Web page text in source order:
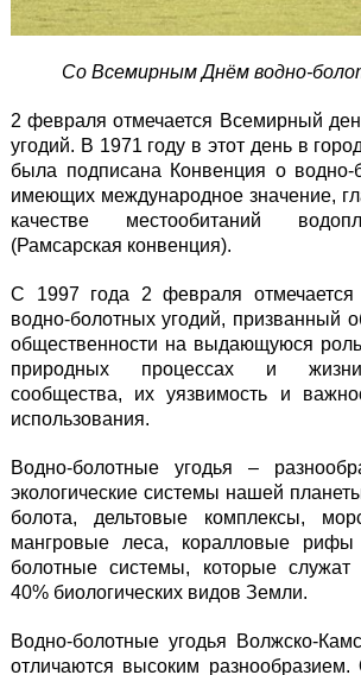
Со Всемирным Днём водно-
2 февраля отмечается Всемирный
угодий. В 1971 году в этот день в
была подписана Конвенция о водно-
имеющих международное значение,
качестве местообитаний
(Рамсарская конвенция).
С 1997 года 2 февраля
водно-болотных угодий, призванный
общественности на выдающуюся роль
природных процессах и жизни
сообщества, их уязвимость и
использования.
Водно-болотные угодья –
экологические системы нашей
болота, дельтовые комплексы,
мангровые леса, коралловые
болотные системы, которые служат
40% биологических видов Земли.
Водно-болотные угодья Волжско-
отличаются высоким